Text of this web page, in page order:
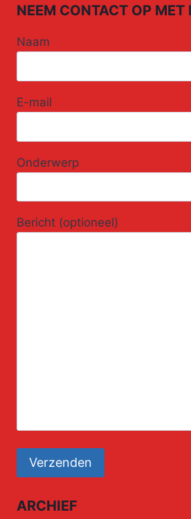
NEEM CONTACT OP MET
Naam
E-mail
Onderwerp
Bericht (optioneel)
ARCHIEF